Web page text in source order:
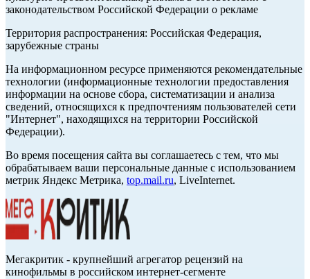
законодательством Российской Федерации о рекламе
Территория распространения: Российская Федерация,
зарубежные страны
На информационном ресурсе применяются рекомендательные
технологии (информационные технологии предоставления
информации на основе сбора, систематизации и анализа
сведений, относящихся к предпочтениям пользователей сети
"Интернет", находящихся на территории Российской
Федерации).
Во время посещения сайта вы соглашаетесь с тем, что мы
обрабатываем ваши персональные данные с использованием
метрик Яндекс Метрика, top.mail.ru, LiveInternet.
Мегакритик - крупнейший агрегатор рецензий на
кинофильмы в российском интернет-сегменте